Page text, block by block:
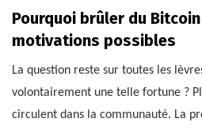
Pourquoi brûler du
motivations possibles
La question reste sur toutes les
volontairement une telle fortune ?
circulent dans la communauté. La